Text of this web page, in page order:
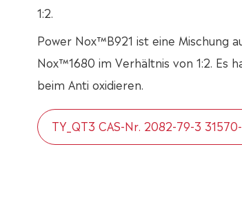
1:2.
Power Nox™B921 ist eine Mischung
Nox™1680 im Verhältnis von 1:2. Es
beim Anti oxidieren.
TY_QT3 CAS-Nr. 2082-79-3